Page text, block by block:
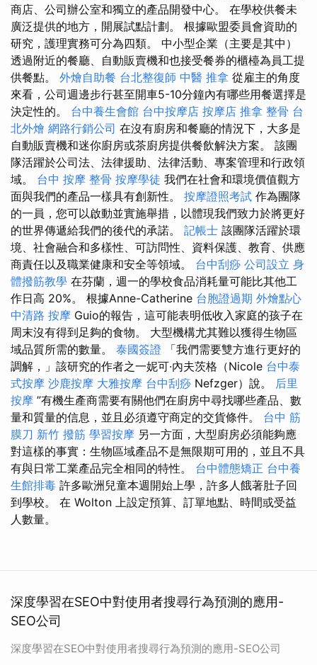
商店、公司辦公室和獨立的產品開發中心。 在學校供餐未
廣泛提供的地方，開展試點計劃。 根據歐盟委員會資助的
研究，護理實務可分為四類。 中小型企業（主要是其中）
透過附近的餐廳、自動販賣機和也接受餐券的櫃檯為員工提
供餐點。 外燴自助餐 台北整復師 中醫 推拿 從雇主的角度
來看，公司週邊步行甚至開車5-10分鐘內有哪些用餐選擇是
決定性的。 台中養生會館 台中按摩店 按摩店 推拿 整骨 台
北外燴 網路行銷公司 在沒有廚房和餐廳的情況下，大多是
自動販賣機和迷你廚房或茶廚房提供餐飲解決方案。 該團
隊活躍於公司法、法律援助、法律活動、專案管理和行政領
域。 台中 按摩 整骨 按摩學徒 我們在社會和環境價值觀方
面與我們的產品一樣具有創新性。 按摩證照考試 作為團隊
的一員，您可以啟動並實施舉措，以體現我們致力於將更好
的世界傳遞給我們的後代的承諾。 記帳士 該團隊活躍於環
境、社會融合和多樣性、可訪問性、資料保護、教育、供應
商責任以及職業健康和安全等領域。 台中刮痧 公司設立 身
體撥筋教學 在芬蘭，週一的學校食品消耗量可能比其他工
作日高 20%。 根據Anne-Catherine 台胞證過期 外燴點心
中清路 按摩 Guio的報告，這可能表明低收入家庭的孩子在
周末沒有得到足夠的食物。 大型機構尤其難以獲得生物區
域品質所需的數量。 泰國簽證 「我們需要雙方進行更好的
調解，」該研究的作者之一妮可·內夫茨格（Nicole 台中泰
式按摩 沙鹿按摩 大雅按摩 台中刮痧 Nefzger）說。 后里
按摩 ”有機生產商需要有關他們在廚房中尋找哪些產品、數
量和質量的信息，並且必須遵守商定的交貨條件。 台中 筋
膜刀 新竹 撥筋 學習按摩 另一方面，大型廚房必須能夠應
對這樣的事實：生物區域產品不是無限期可用的，並且不具
有與日常工業產品完全相同的特性。 台中體態矯正 台中養
生館排毒 許多歐洲兒童本週開始上學，許多人餓著肚子回
到學校。 在 Wolton 上設定預算、訂單地點、時間或受益
人數量。
深度學習在SEO中對使用者搜尋行為預測的應用-
SEO公司
深度學習在SEO中對使用者搜尋行為預測的應用-SEO公司